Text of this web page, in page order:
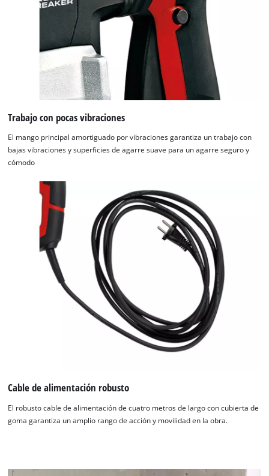
cargar el servicio Google Maps!
the site with their CMP to add this content
Trabajo con pocas vibraciones
El mango principal amortiguado por vibraciones garantiza un trabajo con
bajas vibraciones y superficies de agarre suave para un agarre seguro y
cómodo
Cable de alimentación robusto
El robusto cable de alimentación de cuatro metros de largo con cubierta de
goma garantiza un amplio rango de acción y movilidad en la obra.